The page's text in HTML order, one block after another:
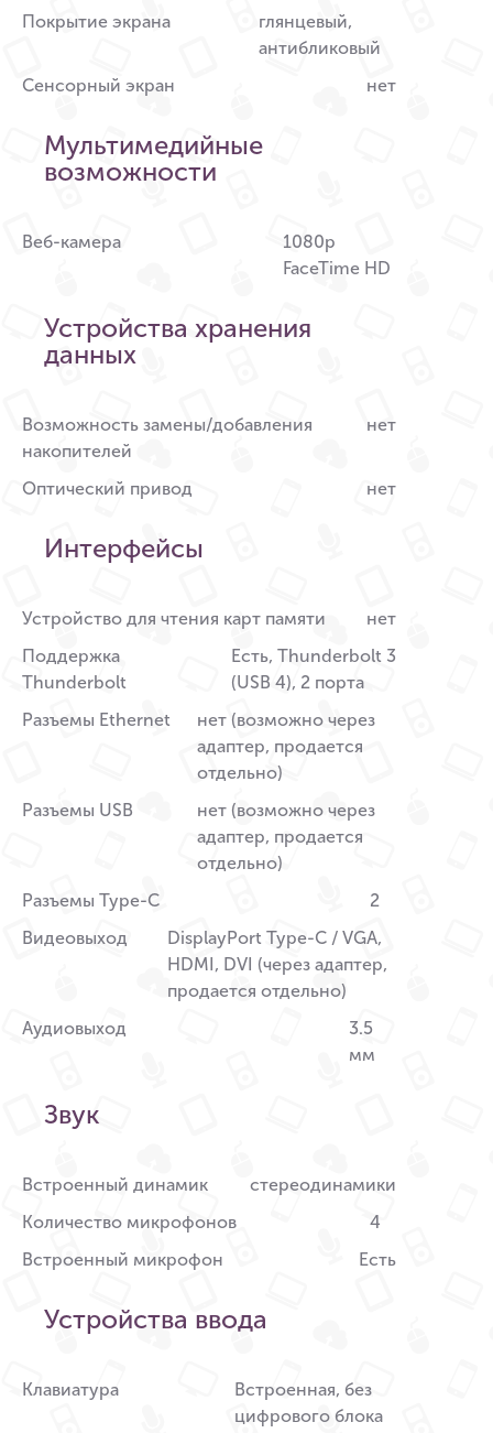
Покрытие экрана
глянцевый,
антибликовый
Сенсорный экран
нет
Мультимедийные
возможности
Веб-камера
1080p
FaceTime HD
Устройства хранения
данных
Возможность замены/добавления
накопителей
нет
Оптический привод нет
Интерфейсы
Устройство для чтения карт памяти
нет
Поддержка
Thunderbolt
Есть, Thunderbolt 3
(USB 4), 2 порта
Разъемы Ethernet
нет (возможно через
адаптер, продается
отдельно)
Разъемы USB
нет (возможно через
адаптер, продается
отдельно)
Разъемы Type-C
2
Видеовыход
DisplayPort Type-C / VGA,
HDMI, DVI (через адаптер,
продается отдельно)
Аудиовыход
3.5
мм
Звук
Встроенный динамик
стереодинамики
Количество микрофонов
4
Встроенный микрофон
Есть
Устройства ввода
Клавиатура
Встроенная, без
цифрового блока